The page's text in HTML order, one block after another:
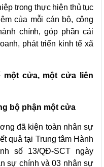
trong thực hiện thủ tục
của mỗi cán bộ, công
chính, góp phần cải
phát triển kinh tế xã
một cửa, một cửa liên
bộ phận một cửa
đã kiện toàn nhân sự
quả tại Trung tâm Hành
số 13/QĐ-SCT ngày
sự chính và 03 nhân sự